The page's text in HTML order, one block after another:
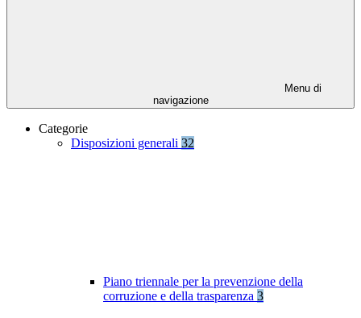
Menu di
navigazione
Categorie
Disposizioni generali 32
Piano triennale per la prevenzione della
corruzione e della trasparenza 3